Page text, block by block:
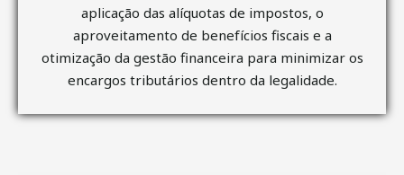
aplicação das alíquotas de impostos, o
aproveitamento de benefícios fiscais e a
otimização da gestão financeira para minimizar os
encargos tributários dentro da legalidade.